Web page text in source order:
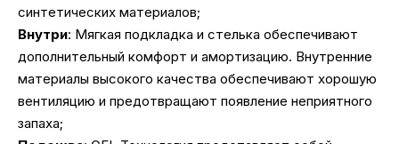
синтетических материалов;
Внутри: Мягкая подкладка и стелька обеспечивают
дополнительный комфорт и амортизацию. Внутренние
материалы высокого качества обеспечивают хорошую
вентиляцию и предотвращают появление неприятного
запаха;